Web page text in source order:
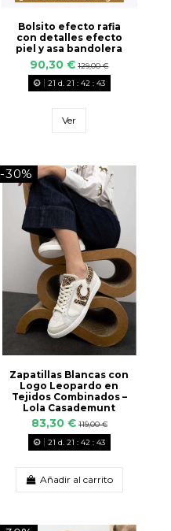
Bolsito efecto rafia
con detalles efecto
piel y asa bandolera
90,30 € 129,00 €
21 d. 21 : 42 : 42
Ver
-30%
Zapatillas Blancas con
Logo Leopardo en
Tejidos Combinados –
Lola Casademunt
83,30 € 119,00 €
21 d. 21 : 42 : 42
Añadir al carrito